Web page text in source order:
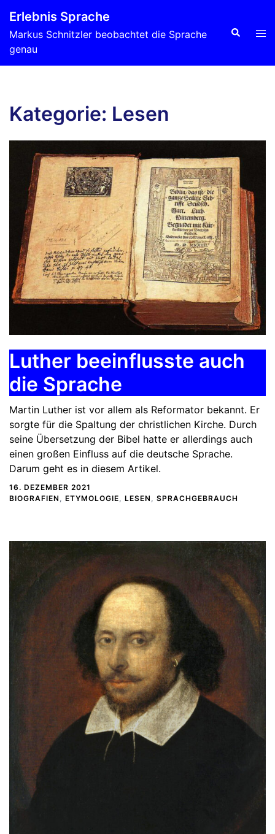
Inhalt
springen
Erlebnis Sprache
Markus Schnitzler beobachtet die Sprache
genau
Suche
Kategorie: Lesen
Luther beeinflusste auch
die Sprache
Martin Luther ist vor allem als Reformator bekannt. Er
sorgte für die Spaltung der christlichen Kirche. Durch
seine Übersetzung der Bibel hatte er allerdings auch
einen großen Einfluss auf die deutsche Sprache.
Darum geht es in diesem Artikel.
16. DEZEMBER 2021
BIOGRAFIEN , ETYMOLOGIE, LESEN , SPRACHGEBRAUCH